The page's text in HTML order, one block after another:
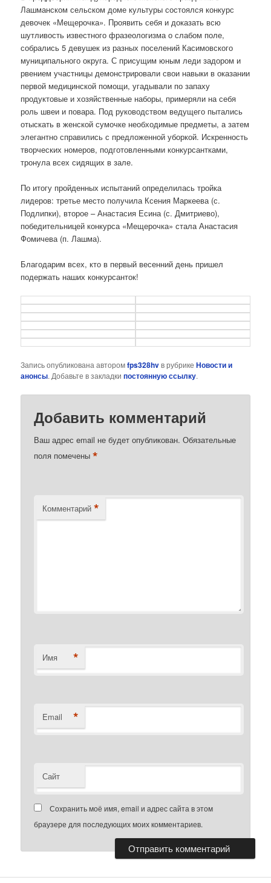
Лашманском сельском доме культуры состоялся конкурс
девочек «Мещерочка». Проявить себя и доказать всю
шутливость известного фразеологизма о слабом поле,
собрались 5 девушек из разных поселений Касимовского
муниципального округа. С присущим юным леди задором и
рвением участницы демонстрировали свои навыки в оказании
первой медицинской помощи, угадывали по запаху
продуктовые и хозяйственные наборы, примеряли на себя
роль швеи и повара. Под руководством ведущего пытались
отыскать в женской сумочке необходимые предметы, а затем
элегантно справились с предложенной уборкой. Искренность
творческих номеров, подготовленными конкурсантками,
тронула всех сидящих в зале.
По итогу пройденных испытаний определилась тройка
лидеров: третье место получила Ксения Маркеева (с.
Подлипки), второе – Анастасия Есина (с. Дмитриево),
победительницей конкурса «Мещерочка» стала Анастасия
Фомичева (п. Лашма).
Благодарим всех, кто в первый весенний день пришел
подержать наших конкурсанток!
Запись опубликована авторомfps328hvв рубрикеНовости и
анонсы. Добавьте в закладкипостоянную ссылку.
Добавить комментарий
Ваш адрес email не будет опубликован. Обязательные
поля помечены*
Комментарий *
Имя *
Email *
Сайт
Сохранить моё имя, email и адрес сайта в этом
браузере для последующих моих комментариев.